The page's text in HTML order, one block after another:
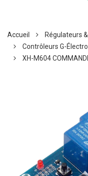
Accueil
Régulateurs
Contrôleurs G-
XH-M604